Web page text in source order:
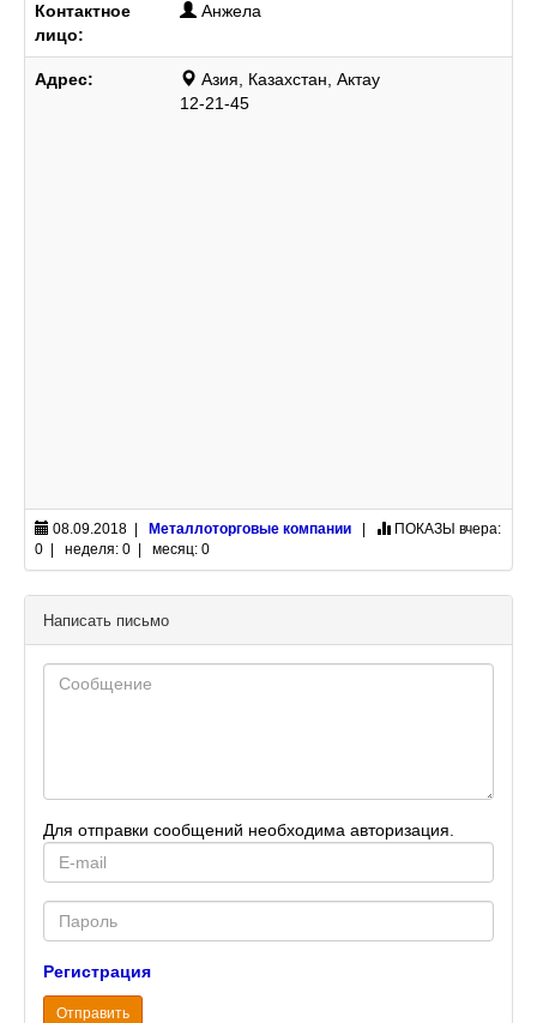
Контактное
лицо:
Анжела
Адрес:
Азия, Казахстан, Актау
12-21-45
08.09.2018 | Металлоторговые компании ПОКАЗЫ вчера:
0 | неделя: 0 | месяц: 0
Написать письмо
Для отправки сообщений необходима авторизация.
mail
Password
Регистрация
Отправить